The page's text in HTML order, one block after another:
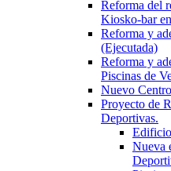
Reforma del
Kiosko-bar
Reforma y
(Ejecutada)
Reforma y
Piscinas de
Nuevo
Proyecto de
Deportivas.
Nueva